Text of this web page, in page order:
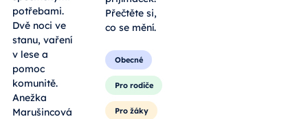
potřebami.
Dvě noci ve
stanu, vaření
v lese a
pomoc
komunitě.
Anežka
Marušincová
Přečtěte si,
co se mění.
Obecné
Pro rodiče
Pro žáky